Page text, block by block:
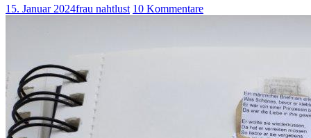
15. Januar 2024frau nahtlust 10 Kommentare